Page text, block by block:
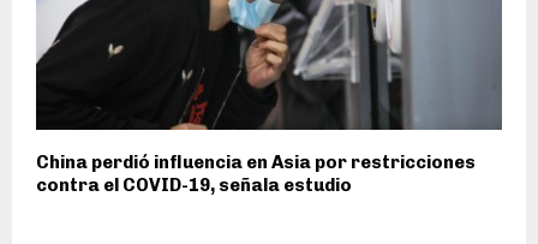
China perdió influencia en Asia por restricciones
contra el COVID-19, señala estudio